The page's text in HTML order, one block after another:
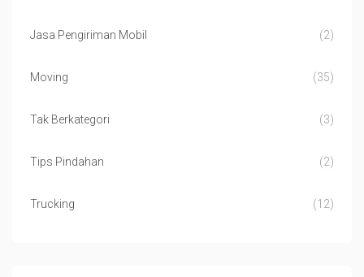
Jasa Pengiriman Mobil (2)
Moving (35)
Tak Berkategori (3)
Tips Pindahan (2)
Trucking (12)